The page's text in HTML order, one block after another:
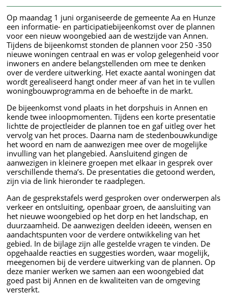
Op maandag 1 juni organiseerde de gemeente Aa en Hunze
een informatie- en participatiebijeenkomst over de plannen
voor een nieuw woongebied aan de westzijde van Annen.
Tijdens de bijeenkomst stonden de plannen voor 250 -350
nieuwe woningen centraal en was er volop gelegenheid voor
inwoners en andere belangstellenden om mee te denken
over de verdere uitwerking. Het exacte aantal woningen dat
wordt gerealiseerd hangt onder meer af van het in te vullen
woningbouwprogramma en de behoefte in de markt.
De bijeenkomst vond plaats in het dorpshuis in Annen en
kende twee inloopmomenten. Tijdens een korte presentatie
lichtte de projectleider de plannen toe en gaf uitleg over het
vervolg van het proces. Daarna nam de stedenbouwkundige
het woord en nam de aanwezigen mee over de mogelijke
invulling van het plangebied. Aansluitend gingen de
aanwezigen in kleinere groepen met elkaar in gesprek over
verschillende thema’s. De presentaties die getoond werden,
zijn via de link hieronder te raadplegen.
Aan de gesprekstafels werd gesproken over onderwerpen als
verkeer en ontsluiting, openbaar groen, de aansluiting van
het nieuwe woongebied op het dorp en het landschap, en
duurzaamheid. De aanwezigen deelden ideeën, wensen en
aandachtspunten voor de verdere ontwikkeling van het
gebied. In de bijlage zijn alle gestelde vragen te vinden. De
opgehaalde reacties en suggesties worden, waar mogelijk,
meegenomen bij de verdere uitwerking van de plannen. Op
deze manier werken we samen aan een woongebied dat
goed past bij Annen en de kwaliteiten van de omgeving
versterkt.